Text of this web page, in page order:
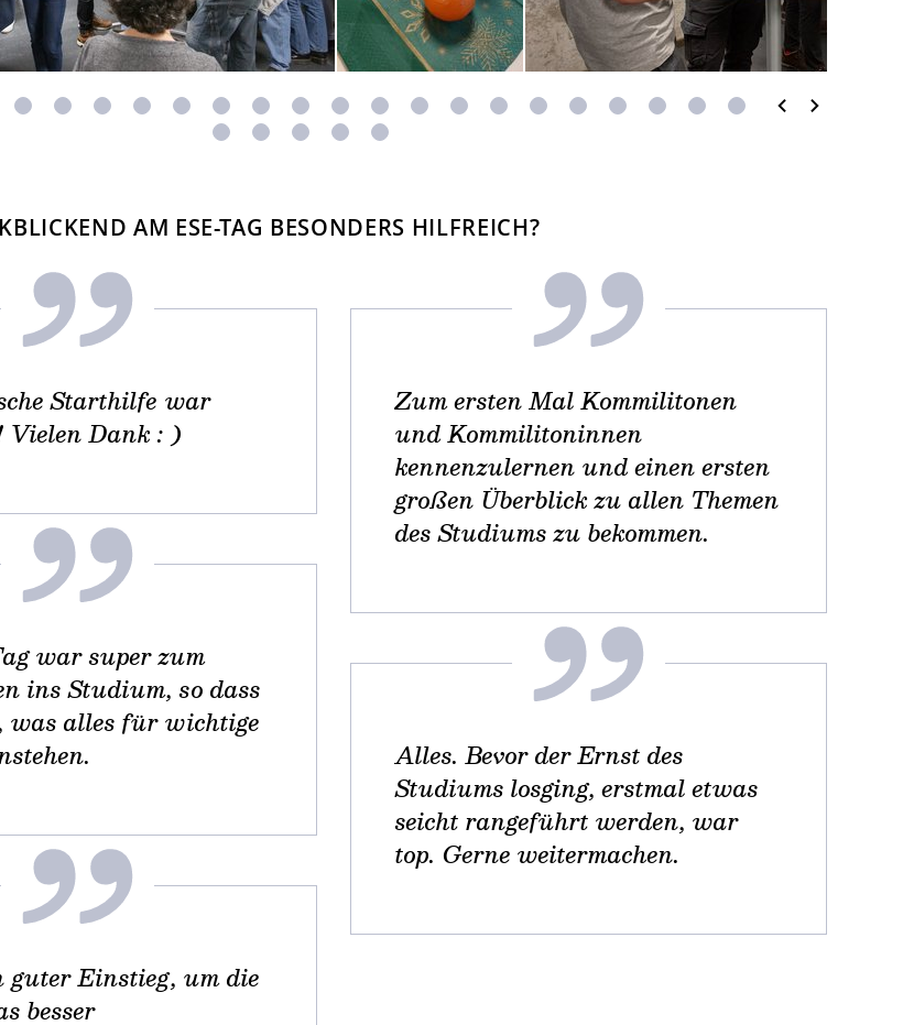
AM ESE-TAG BESONDERS HILFREICH?
Starthilfe war
Vielen Dank : )
war super zum
ins Studium, so dass
was alles für wichtige
guter Einstieg, um die
besser
Zum ersten Mal Kommilitonen
und Kommilitoninnen
kennenzulernen und einen ersten
großen Überblick zu allen Themen
des Studiums zu bekommen.
Alles. Bevor der Ernst des
Studiums losging, erstmal etwas
seicht rangeführt werden, war
top. Gerne weitermachen.